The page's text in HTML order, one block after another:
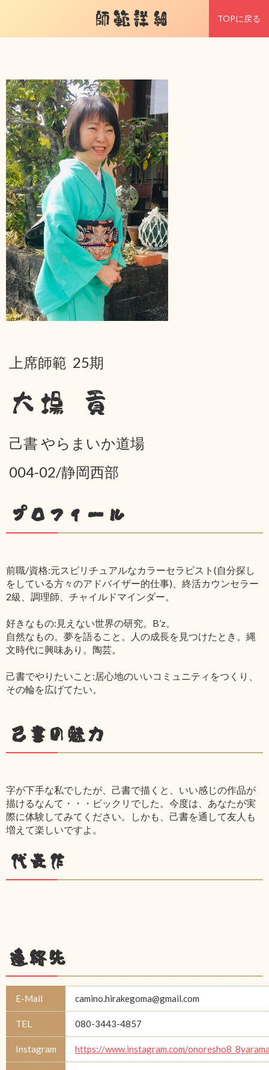
師範詳細 TOPに戻る
上席師範 25期
大場 貢
己書 やらまいか道場
004-02/静岡西部
プロフィール
前職/資格:元スピリチュアルなカラーセラピスト(自分探し
をしている方々のアドバイザー的仕事)、終活カウンセラー
2級、調理師、チャイルドマインダー。
好きなもの:見えない世界の研究。B’z。
自然なもの。夢を語ること。人の成長を見つけたとき。縄
文時代に興味あり。陶芸。
己書でやりたいこと:居心地のいいコミュニティをつくり、
その輪を広げてたい。
己書の魅力
字が下手な私でしたが、己書で描くと、いい感じの作品が
描けるなんて・・・ビックリでした。今度は、あなたが実
際に体験してみてください。しかも、己書を通して友人も
増えて楽しいですよ。
代表作
連絡先
E-Mail camino.hirakegoma@gmail.com
TEL 080-3443-4857
Instagram https://www.instagram.com/